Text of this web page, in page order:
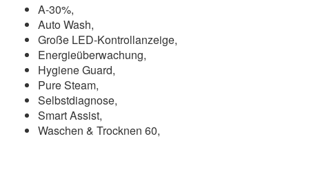
A-30%,
Auto Wash,
Große LED-Kontrollanzeige,
Energieüberwachung,
Hygiene Guard,
Pure Steam,
Selbstdiagnose,
Smart Assist,
Waschen & Trocknen 60,